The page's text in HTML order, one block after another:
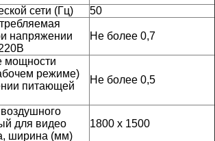
сети (Гц)
50
напряжении
Не более 0,7
мощности
режиме)
питающей
Не более 0,5
для видео
ширина (мм)
1800 х 1500